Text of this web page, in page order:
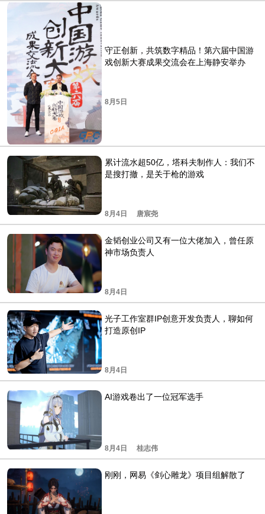
守正创新，共筑数字精品！第六届中国游
戏创新大赛成果交流会在上海静安举办
8月5日
累计流水超50亿，塔科夫制作人：我们不
是搜打撤，是关于枪的游戏
8月4日 唐宸尧
金韬创业公司又有一位大佬加入，曾任原
神市场负责人
8月4日
光子工作室群IP创意开发负责人，聊如何
打造原创IP
8月4日
AI游戏卷出了一位冠军选手
8月4日 桂志伟
刚刚，网易《剑心雕龙》项目组解散了